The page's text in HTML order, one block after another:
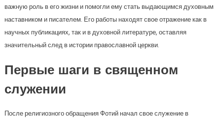
важную роль в его жизни и помогли ему стать выдающимся духовным
наставником и писателем. Его работы находят свое отражение как в
научных публикациях, так и в духовной литературе, оставляя
значительный след в истории православной церкви.
Первые шаги в священном
служении
После религиозного обращения Фотий начал свое служение в